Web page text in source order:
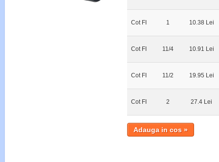
Cot FI 1 10.38 Lei
Cot FI 11/4 10.91 Lei
Cot FI 11/2 19.95 Lei
Cot FI 2 27.4 Lei